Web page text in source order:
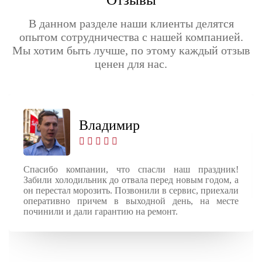
В данном разделе наши клиенты делятся
опытом сотрудничества с нашей компанией.
Мы хотим быть лучше, по этому каждый отзыв
ценен для нас.
Владимир
Спасибо компании, что спасли наш праздник!
Забили холодильник до отвала перед новым годом, а
он перестал морозить. Позвонили в сервис, приехали
оперативно причем в выходной день, на месте
починили и дали гарантию на ремонт.